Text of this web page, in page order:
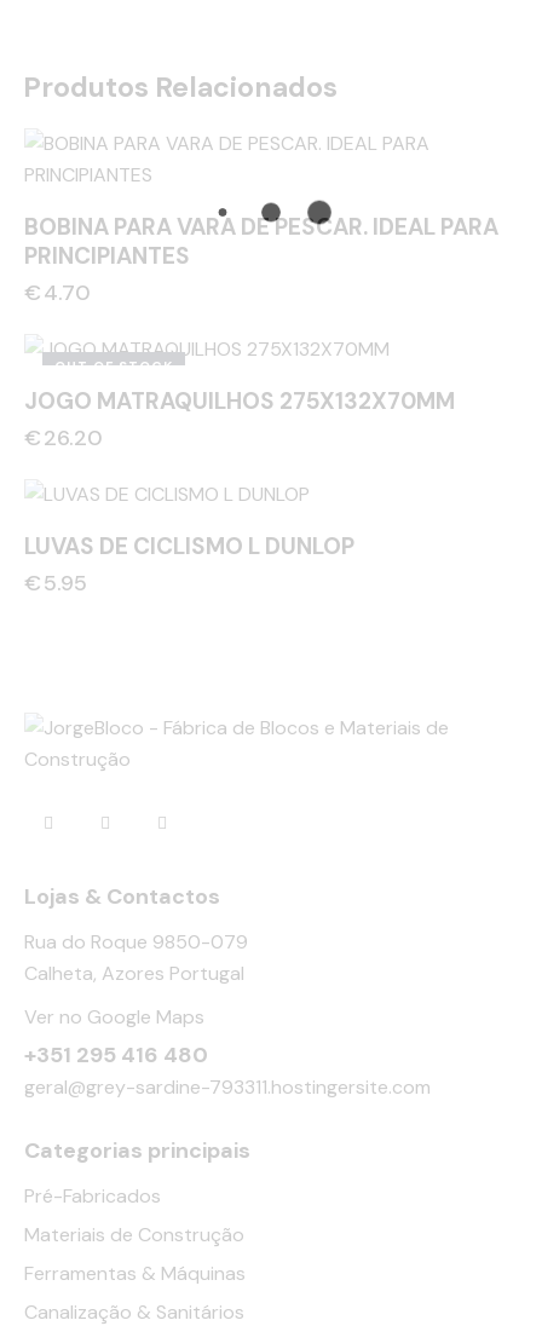
Produtos Relacionados
BOBINA PARA VARA DE PESCAR. IDEAL PARA
PRINCIPIANTES
€4.70
OUT OF STOCK
JOGO MATRAQUILHOS 275X132X70MM
€26.20
LUVAS DE CICLISMO L DUNLOP
€5.95
Lojas & Contactos
Rua do Roque 9850-079
Calheta, Azores Portugal
Ver no Google Maps
+351 295 416 480
geral@grey-sardine-793311.hostingersite.com
Categorias principais
Pré-Fabricados
Materiais de Construção
Ferramentas & Máquinas
Canalização & Sanitários